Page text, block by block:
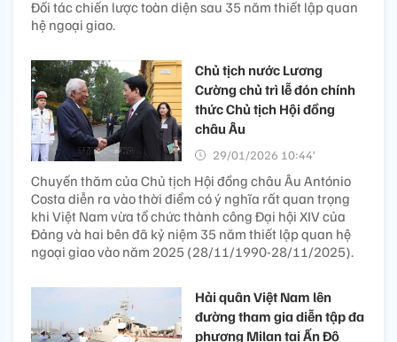
Đối tác chiến lược toàn diện sau 35 năm thiết lập quan
hệ ngoại giao.
Chủ tịch nước Lương
Cường chủ trì lễ đón chính
thức Chủ tịch Hội đồng
châu Âu
29/01/2026 10:44’
Chuyến thăm của Chủ tịch Hội đồng châu Âu António
Costa diễn ra vào thời điểm có ý nghĩa rất quan trọng
khi Việt Nam vừa tổ chức thành công Đại hội XIV của
Đảng và hai bên đã kỷ niệm 35 năm thiết lập quan hệ
ngoại giao vào năm 2025 (28/11/1990-28/11/2025).
Hải quân Việt Nam lên
đường tham gia diễn tập đa
phương Milan tại Ấn Độ